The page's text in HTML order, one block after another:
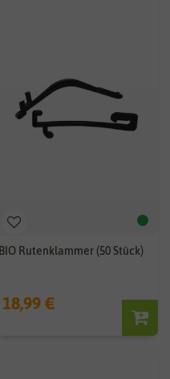
BIO Rutenklammer (50 Stück)
18,99 €